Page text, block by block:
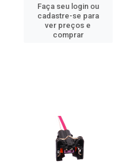
Faça seu login ou
cadastre-se para
ver preços e
comprar